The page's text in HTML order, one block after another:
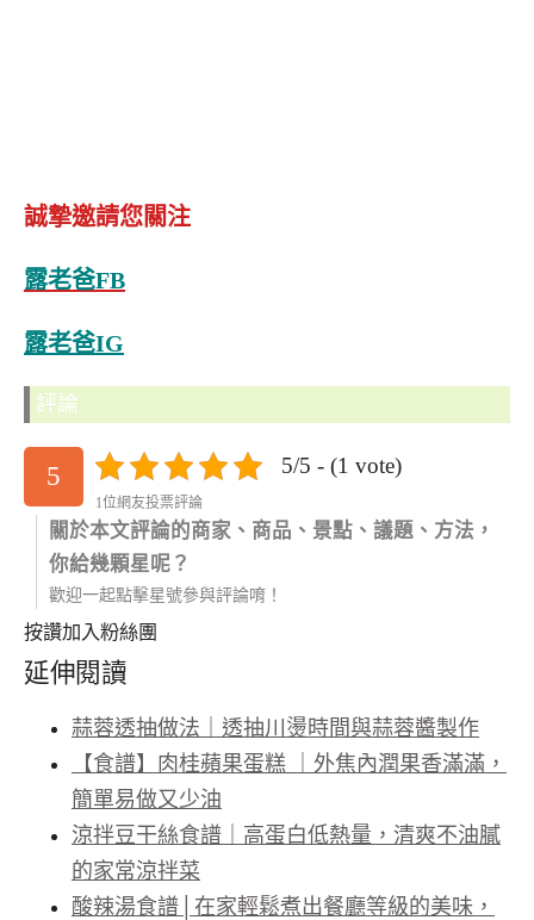
誠摯邀請您關注
露老爸FB
露老爸IG
評論
5 5/5 - (1 vote)
1位網友投票評論
關於本文評論的商家、商品、景點、議題、方法，
你給幾顆星呢？
歡迎一起點擊星號參與評論唷！
按讚加入粉絲團
延伸閱讀
蒜蓉透抽做法｜透抽川燙時間與蒜蓉醬製作
【食譜】肉桂蘋果蛋糕 ｜外焦內潤果香滿滿，
簡單易做又少油
涼拌豆干絲食譜｜高蛋白低熱量，清爽不油膩
的家常涼拌菜
酸辣湯食譜│在家輕鬆煮出餐廳等級的美味，